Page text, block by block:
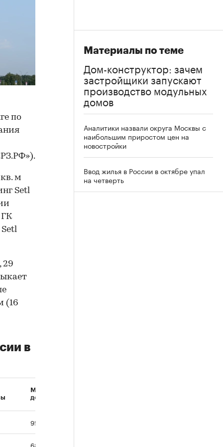
по
м
Setl
29
(16
в
Многоквартирные
дома
95
68
Материалы по теме
Дом-конструктор: зачем
застройщики запускают
производство модульных
домов
Аналитики назвали округа Москвы с
наибольшим приростом цен на
новостройки
Ввод жилья в России в октябре упал
на четверть